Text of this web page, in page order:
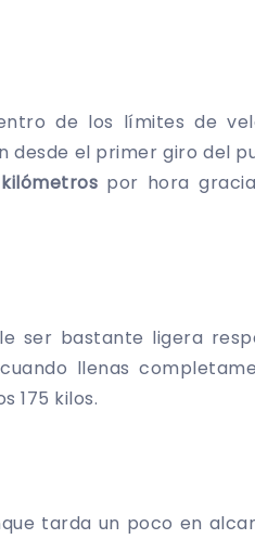
de los límites de
desde el primer giro del
por hora
ser bastante ligera
llenas
175 kilos.
tarda un poco en